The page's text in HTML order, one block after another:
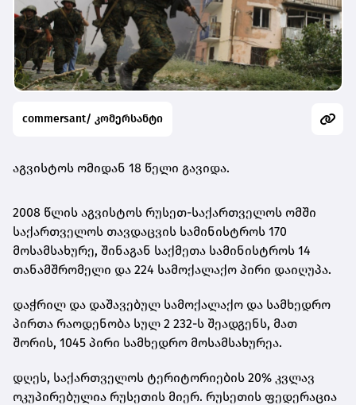
commersant/ კომერსანტი
აგვისტოს ომიდან 18 წელი გავიდა.
2008 წლის აგვისტოს რუსეთ-საქართველოს ომში
საქართველოს თავდაცვის სამინისტროს 170
მოსამსახურე, შინაგან საქმეთა სამინისტროს 14
თანამშრომელი და 224 სამოქალაქო პირი დაიღუპა.
დაჭრილ და დაშავებულ სამოქალაქო და სამხედრო
პირთა რაოდენობა სულ 2 232-ს შეადგენს, მათ
შორის, 1045 პირი სამხედრო მოსამსახურეა.
დღეს, საქართველოს ტერიტორიების 20% კვლავ
ოკუპირებულია რუსეთის მიერ. რუსეთის ფედერაცია